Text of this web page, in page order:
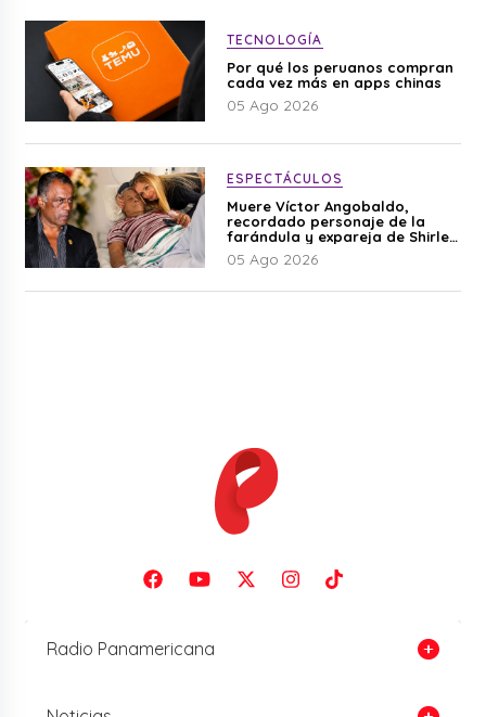
TECNOLOGÍA
Por qué los peruanos compran
cada vez más en apps chinas
05 Ago 2026
ESPECTÁCULOS
Muere Víctor Angobaldo,
recordado personaje de la
farándula y expareja de Shirley
Cherres
05 Ago 2026
Radio Panamericana